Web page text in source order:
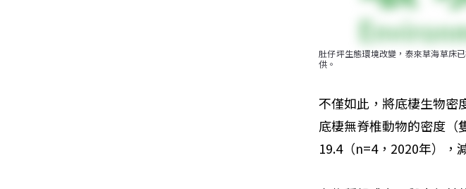
肚仔坪生態環境改變，泰來草海草床
供。
不僅如此，將底棲生物密
底棲無脊椎動物的密度（
19.4（n=4，2020年），